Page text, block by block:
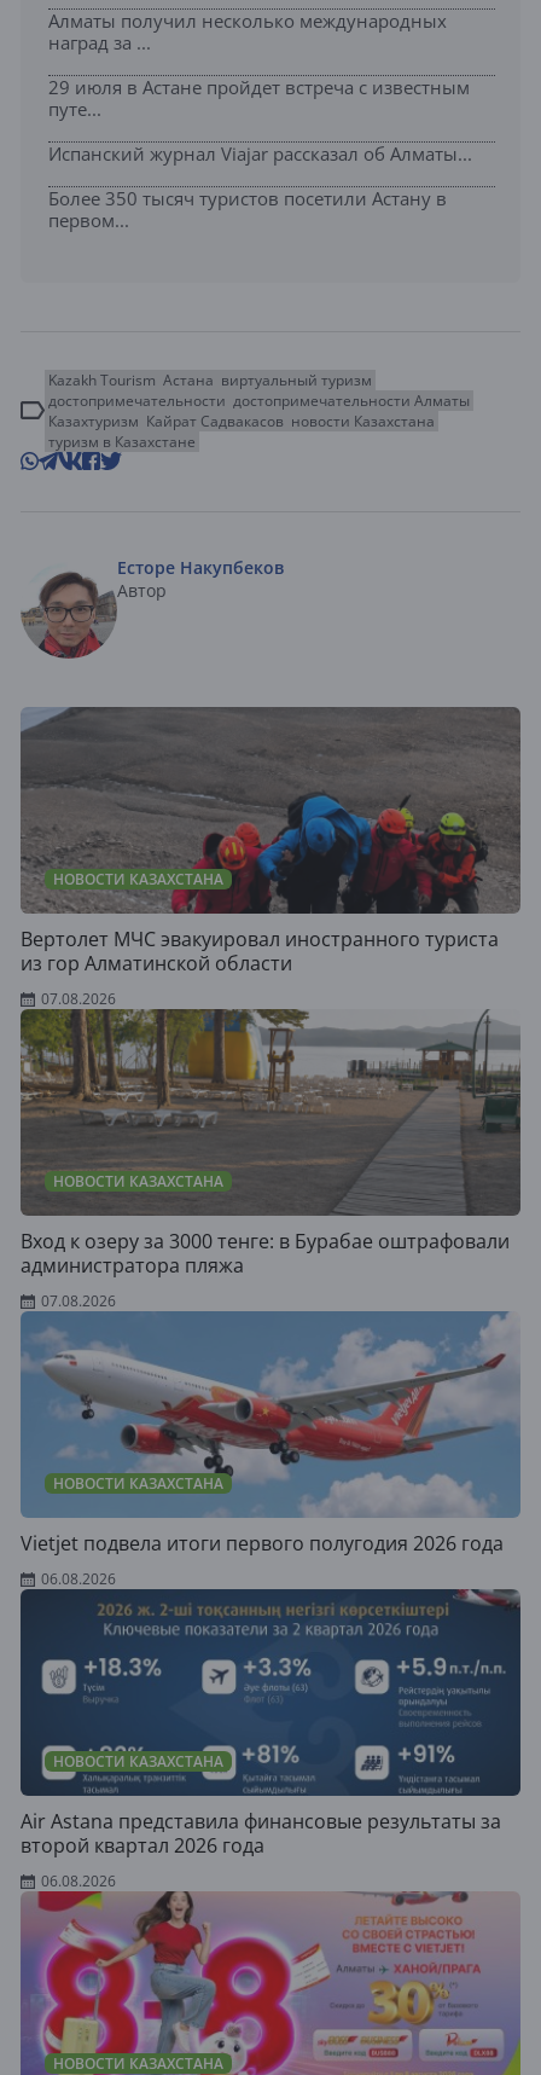
Алматы получил несколько международных
наград за ...
29 июля в Астане пройдет встреча с известным
путе...
Испанский журнал Viajar рассказал об Алматы...
Более 350 тысяч туристов посетили Астану в
первом...
Kazakh Tourism Астана виртуальный туризм
достопримечательности достопримечательности Алматы
Казахтуризм Кайрат Садвакасов новости Казахстана
туризм в Казахстане
Есторе Накупбеков
Автор
НОВОСТИ КАЗАХСТАНА
Вертолет МЧС эвакуировал иностранного туриста
из гор Алматинской области
07.08.2026
НОВОСТИ КАЗАХСТАНА
Вход к озеру за 3000 тенге: в Бурабае оштрафовали
администратора пляжа
07.08.2026
НОВОСТИ КАЗАХСТАНА
Vietjet подвела итоги первого полугодия 2026 года
06.08.2026
НОВОСТИ КАЗАХСТАНА
Air Astana представила финансовые результаты за
второй квартал 2026 года
06.08.2026
НОВОСТИ КАЗАХСТАНА